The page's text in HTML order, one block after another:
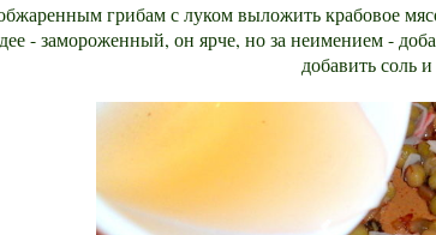
грибам с луком выложить крабовое
- замороженный, он ярче, но за неимением -
добавить соль